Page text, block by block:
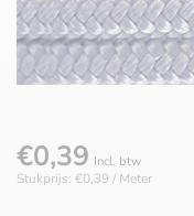
€0,39 Incl. btw
Stukprijs: €0,39 / Meter